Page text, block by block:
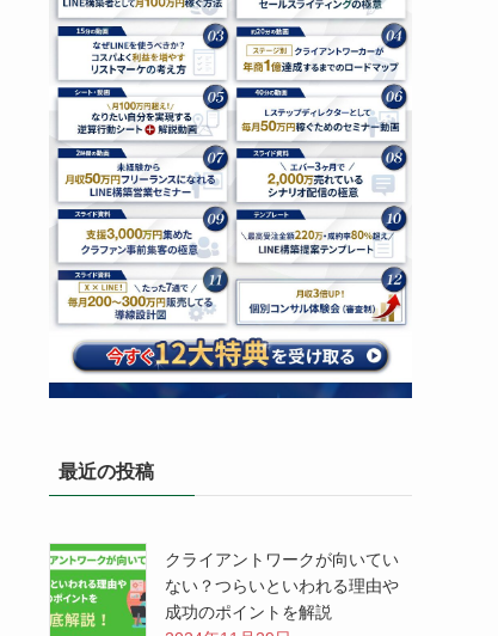
最近の投稿
クライアントワークが向いてい
ない？つらいといわれる理由や
成功のポイントを解説